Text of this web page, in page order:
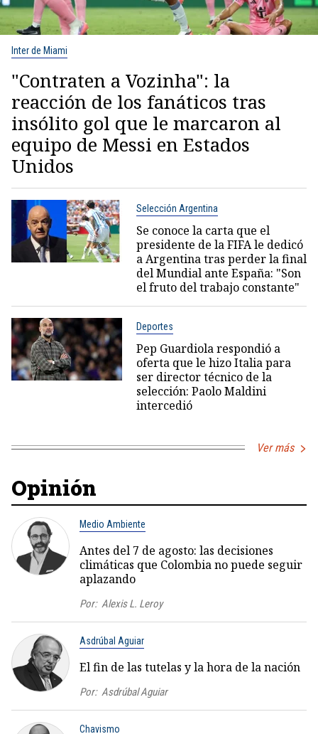
Inter de Miami
"Contraten a Vozinha": la
reacción de los fanáticos tras
insólito gol que le marcaron al
equipo de Messi en Estados
Unidos
Selección Argentina
Se conoce la carta que el
presidente de la FIFA le dedicó
a Argentina tras perder la final
del Mundial ante España: "Son
el fruto del trabajo constante"
Deportes
Pep Guardiola respondió a
oferta que le hizo Italia para
ser director técnico de la
selección: Paolo Maldini
intercedió
Ver más
Opinión
Medio Ambiente
Antes del 7 de agosto: las decisiones
climáticas que Colombia no puede seguir
aplazando
Por: Alexis L. Leroy
Asdrúbal Aguiar
El fin de las tutelas y la hora de la nación
Por: Asdrúbal Aguiar
Chavismo